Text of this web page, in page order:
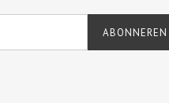
ABONNEREN